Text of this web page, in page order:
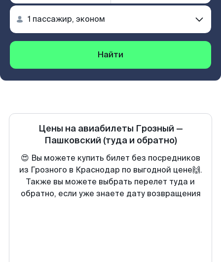
Найти
Цены на авиабилеты Грозный —
Пашковский (туда и обратно)
😍 Вы можете купить билет без посредников
из Грозного в Краснодар по выгодной цене🙌.
Также вы можете выбрать перелет туда и
обратно, если уже знаете дату возвращения